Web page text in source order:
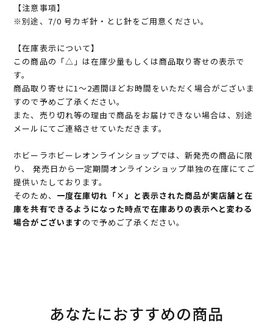
【注意事項】
※別途、7/0 号カギ針・とじ針をご用意ください。
【在庫表示について】
この商品の「△」は在庫少量もしくは商品取り寄せの表示で
す。
商品取り寄せに1～2週間ほどお時間をいただく場合がございま
すので予めご了承ください。
また、売り切れ等の理由で商品をお届けできない場合は、別途
メールにてご連絡させていただきます。
ホビーラホビーレオンラインショップでは、新発売の商品に限
り、 発売日から一定期間オンラインショップ単独の在庫にてご
提供いたしております。
そのため、 一度在庫切れ「×」と表示された商品が実店舗と在
庫を共有できるようになった時点で在庫ありの表示へと変わる
場合がございますので予めご了承ください。
あなたにおすすめの商品